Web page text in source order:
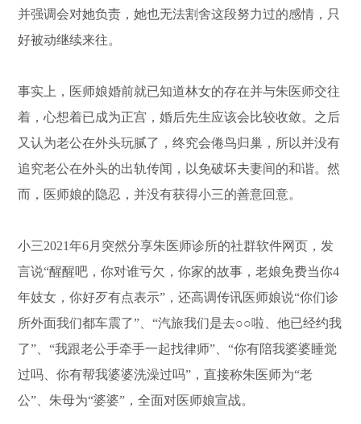
并强调会对她负责，她也无法割舍这段努力过的感情，只
好被动继续来往。
事实上，医师娘婚前就已知道林女的存在并与朱医师交往
着，心想着已成为正宫，婚后先生应该会比较收敛。之后
又认为老公在外头玩腻了，终究会倦鸟归巢，所以并没有
追究老公在外头的出轨传闻，以免破坏夫妻间的和谐。然
而，医师娘的隐忍，并没有获得小三的善意回意。
小三2021年6月突然分享朱医师诊所的社群软件网页，发
言说“醒醒吧，你对谁亏欠，你家的故事，老娘免费当你4
年妓女，你好歹有点表示”，还高调传讯医师娘说“你们诊
所外面我们都车震了”、“汽旅我们是去○○啦、他已经约我
了”、“我跟老公手牵手一起找律师”、“你有陪我婆婆睡觉
过吗、你有帮我婆婆洗澡过吗”，直接称朱医师为“老
公”、朱母为“婆婆”，全面对医师娘宣战。